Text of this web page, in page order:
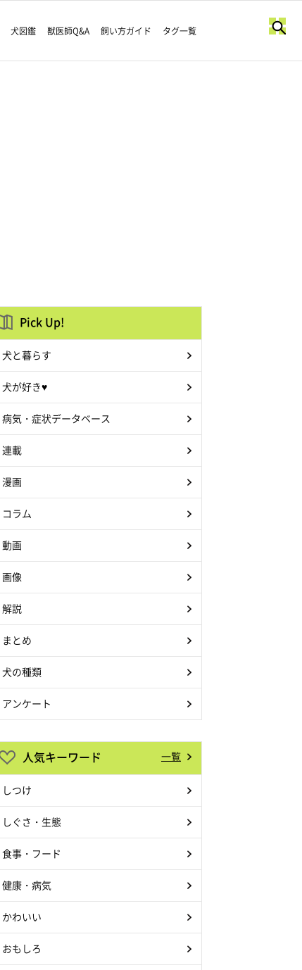
犬図鑑 獣医師Q&A 飼い方ガイド タグ一覧
Pick Up!
犬と暮らす
犬が好き♥
病気・症状データベース
連載
漫画
コラム
動画
画像
解説
まとめ
犬の種類
アンケート
人気キーワード 一覧
しつけ
しぐさ・生態
食事・フード
健康・病気
かわいい
おもしろ